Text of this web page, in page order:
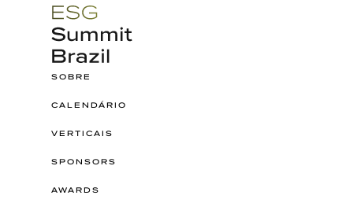
SOBRE
CALENDÁRIO
VERTICAIS
SPONSORS
AWARDS